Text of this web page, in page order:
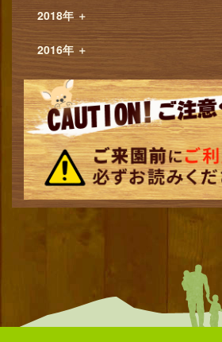
2018年＋
2016年 ＋